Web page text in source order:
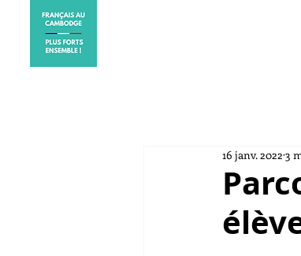
16 janv. 2022 3